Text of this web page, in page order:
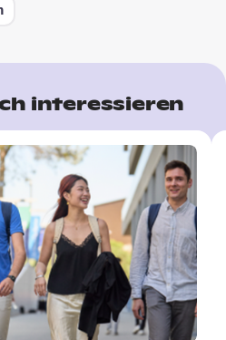
interessieren